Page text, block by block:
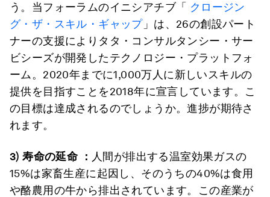
う。当フォーラムのイニシアチブ「
クロージン
グ・ザ・スキル・ギャップ」は、26の創設パート
ナーの支援によりタタ・コンサルタンシー・サー
ビシーズが開発したテクノロジー・プラットフォ
ーム。2020年までに1,000万人に新しいスキルの
提供を目指すことを2018年に宣言しています。こ
の目標は達成されるのでしょうか。進捗が期待さ
れます。
3)寿命の延命 ： 人間が排出する温室効果ガスの
15%は家畜生産に起因し、そのうちの40%は食用
や酪農用の牛から排出されています。この産業が